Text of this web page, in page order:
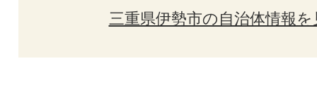
三重県伊勢市の自治体情報を